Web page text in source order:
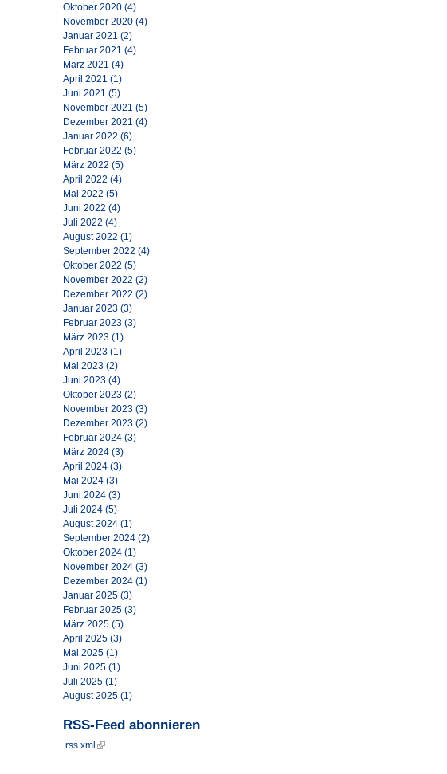
Oktober 2020 (4)
November 2020 (4)
Januar 2021 (2)
Februar 2021 (4)
März 2021 (4)
April 2021 (1)
Juni 2021 (5)
November 2021 (5)
Dezember 2021 (4)
Januar 2022 (6)
Februar 2022 (5)
März 2022 (5)
April 2022 (4)
Mai 2022 (5)
Juni 2022 (4)
Juli 2022 (4)
August 2022 (1)
September 2022 (4)
Oktober 2022 (5)
November 2022 (2)
Dezember 2022 (2)
Januar 2023 (3)
Februar 2023 (3)
März 2023 (1)
April 2023 (1)
Mai 2023 (2)
Juni 2023 (4)
Oktober 2023 (2)
November 2023 (3)
Dezember 2023 (2)
Februar 2024 (3)
März 2024 (3)
April 2024 (3)
Mai 2024 (3)
Juni 2024 (3)
Juli 2024 (5)
August 2024 (1)
September 2024 (2)
Oktober 2024 (1)
November 2024 (3)
Dezember 2024 (1)
Januar 2025 (3)
Februar 2025 (3)
März 2025 (5)
April 2025 (3)
Mai 2025 (1)
Juni 2025 (1)
Juli 2025 (1)
August 2025 (1)
RSS-Feed abonnieren
rss.xml